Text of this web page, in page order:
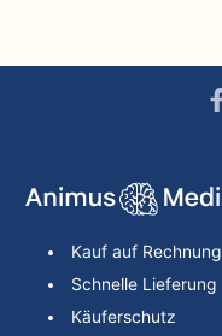
Kauf auf Rechnung
Schnelle Lieferung
Käuferschutz